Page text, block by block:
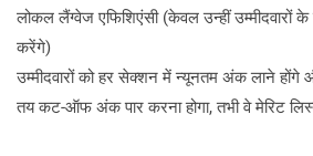
लोकल लैंग्वेज एफिशिएंसी (केवल उन्हीं उम्मीदवारों के
करेंगे)
उम्मीदवारों को हर सेक्शन में न्यूनतम अंक लाने
तय कट-ऑफ अंक पार करना होगा, तभी वे मेरिट